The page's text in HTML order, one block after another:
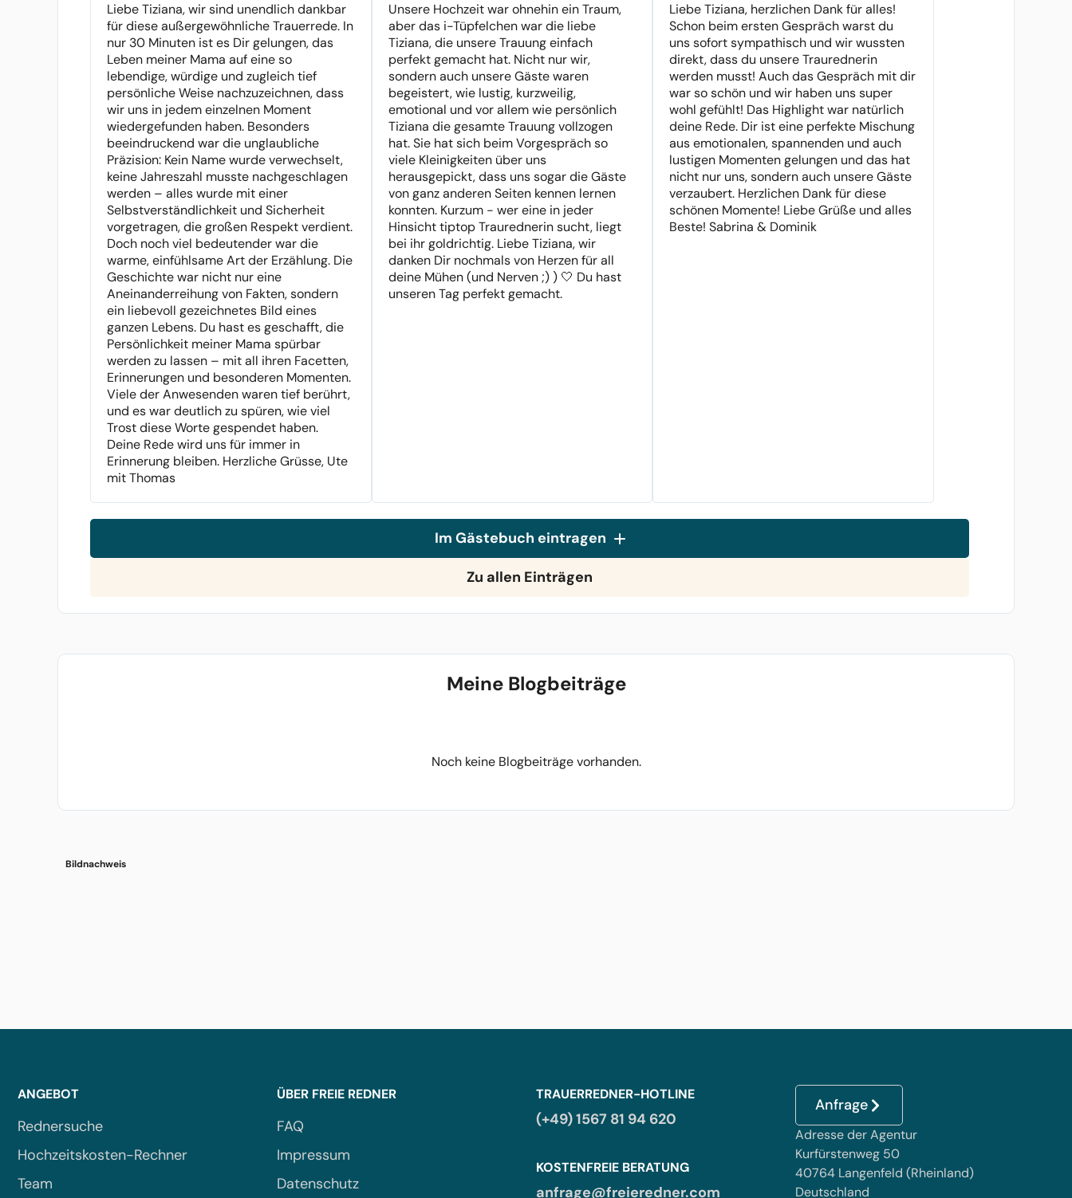
Liebe Tiziana, wir sind unendlich dankbar
für diese außergewöhnliche Trauerrede. In
nur 30 Minuten ist es Dir gelungen, das
Leben meiner Mama auf eine so
lebendige, würdige und zugleich tief
persönliche Weise nachzuzeichnen, dass
wir uns in jedem einzelnen Moment
wiedergefunden haben. Besonders
beeindruckend war die unglaubliche
Präzision: Kein Name wurde verwechselt,
keine Jahreszahl musste nachgeschlagen
werden – alles wurde mit einer
Selbstverständlichkeit und Sicherheit
vorgetragen, die großen Respekt verdient.
Doch noch viel bedeutender war die
warme, einfühlsame Art der Erzählung. Die
Geschichte war nicht nur eine
Aneinanderreihung von Fakten, sondern
ein liebevoll gezeichnetes Bild eines
ganzen Lebens. Du hast es geschafft, die
Persönlichkeit meiner Mama spürbar
werden zu lassen – mit all ihren Facetten,
Erinnerungen und besonderen Momenten.
Viele der Anwesenden waren tief berührt,
und es war deutlich zu spüren, wie viel
Trost diese Worte gespendet haben.
Deine Rede wird uns für immer in
Erinnerung bleiben. Herzliche Grüsse, Ute
mit Thomas
Unsere Hochzeit war ohnehin ein Traum,
aber das i-Tüpfelchen war die liebe
Tiziana, die unsere Trauung einfach
perfekt gemacht hat. Nicht nur wir,
sondern auch unsere Gäste waren
begeistert, wie lustig, kurzweilig,
emotional und vor allem wie persönlich
Tiziana die gesamte Trauung vollzogen
hat. Sie hat sich beim Vorgespräch so
viele Kleinigkeiten über uns
herausgepickt, dass uns sogar die Gäste
von ganz anderen Seiten kennen lernen
konnten. Kurzum - wer eine in jeder
Hinsicht tiptop Traurednerin sucht, liegt
bei ihr goldrichtig. Liebe Tiziana, wir
danken Dir nochmals von Herzen für all
deine Mühen (und Nerven ;) ) 🤍 Du hast
unseren Tag perfekt gemacht.
Liebe Tiziana, herzlichen Dank für alles!
Schon beim ersten Gespräch warst du
uns sofort sympathisch und wir wussten
direkt, dass du unsere Traurednerin
werden musst! Auch das Gespräch mit dir
war so schön und wir haben uns super
wohl gefühlt! Das Highlight war natürlich
deine Rede. Dir ist eine perfekte Mischung
aus emotionalen, spannenden und auch
lustigen Momenten gelungen und das hat
nicht nur uns, sondern auch unsere Gäste
verzaubert. Herzlichen Dank für diese
schönen Momente! Liebe Grüße und alles
Beste! Sabrina & Dominik
Im Gästebuch eintragen
Zu allen Einträgen
Meine Blogbeiträge
Noch keine Blogbeiträge vorhanden.
Bildnachweis
ANGEBOT
Rednersuche
Hochzeitskosten-Rechner
Team
ÜBER FREIE REDNER
FAQ
Impressum
Datenschutz
TRAUERREDNER-HOTLINE
(+49) 1567 81 94 620
KOSTENFREIE BERATUNG
anfrage@freieredner.com
Anfrage
Adresse der Agentur
Kurfürstenweg 50
40764 Langenfeld (Rheinland)
Deutschland